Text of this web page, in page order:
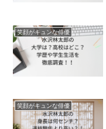
笑顔がキュンな俳優
笑顔がキュンな俳優